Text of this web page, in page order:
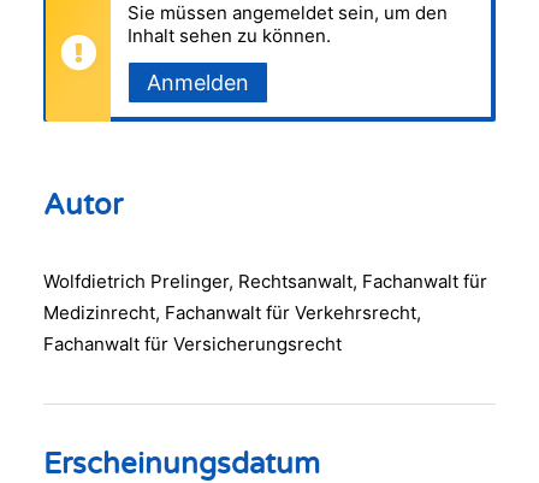
Sie müssen angemeldet sein, um den
Inhalt sehen zu können.
Anmelden
Autor
Wolfdietrich Prelinger, Rechtsanwalt, Fachanwalt für
Medizinrecht, Fachanwalt für Verkehrsrecht,
Fachanwalt für Versicherungsrecht
Erscheinungsdatum